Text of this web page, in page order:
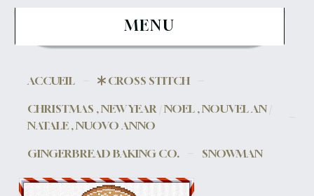
MENU
ACCUEIL
CROSS STITCH
CHRISTMAS , NEW YEAR / NOEL , NOUVEL AN /
NATALE , NUOVO ANNO
GINGERBREAD BAKING CO.
SNOWMAN